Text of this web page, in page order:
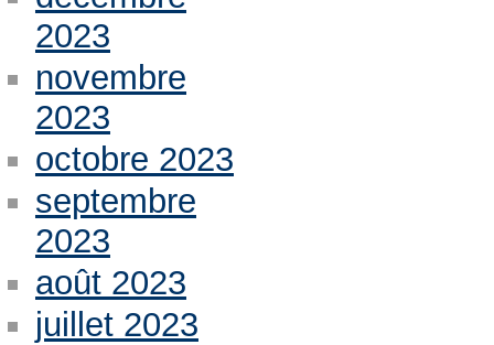
2023
novembre
2023
octobre 2023
septembre
2023
août 2023
juillet 2023